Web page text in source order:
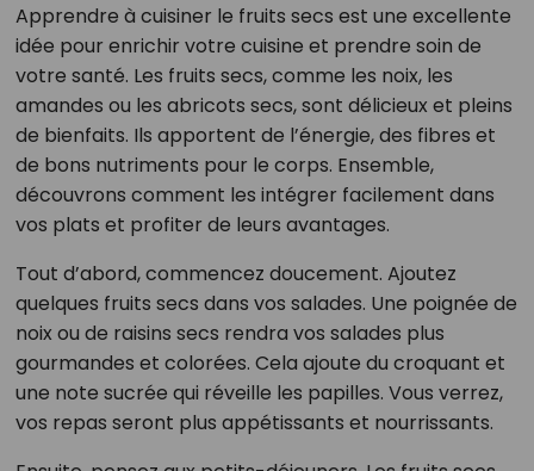
Apprendre à cuisiner le fruits secs est une excellente
idée pour enrichir votre cuisine et prendre soin de
votre santé. Les fruits secs, comme les noix, les
amandes ou les abricots secs, sont délicieux et pleins
de bienfaits. Ils apportent de l’énergie, des fibres et
de bons nutriments pour le corps. Ensemble,
découvrons comment les intégrer facilement dans
vos plats et profiter de leurs avantages.
Tout d’abord, commencez doucement. Ajoutez
quelques fruits secs dans vos salades. Une poignée de
noix ou de raisins secs rendra vos salades plus
gourmandes et colorées. Cela ajoute du croquant et
une note sucrée qui réveille les papilles. Vous verrez,
vos repas seront plus appétissants et nourrissants.